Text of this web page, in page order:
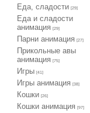
Еда, сладости [29]
Еда и сладости
анимация
[29]
Парни анимация [27]
Прикольные авы
анимация
[75]
Игры [41]
Игры анимация [38]
Кошки [26]
Кошки анимация [97]